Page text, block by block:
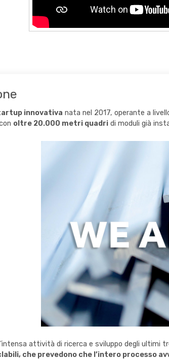
innovativa nata nel 2017, operante a
oltre 20.000 metri quadri di moduli già
attività di ricerca e sviluppo degli ultimi
che prevedono che l’intero processo